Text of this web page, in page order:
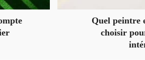
Quel peintre
choisir